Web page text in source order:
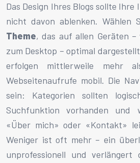
Das Design Ihres Blogs sollte
nicht davon ablenken. Wählen
Theme, das auf allen Geräten –
zum Desktop – optimal
erfolgen mittlerweile mehr
Webseitenaufrufe mobil. Die
sein: Kategorien sollten
Suchfunktion vorhanden und
«Über mich» oder «Kontakt»
Weniger ist oft mehr – ein
unprofessionell und verlängert